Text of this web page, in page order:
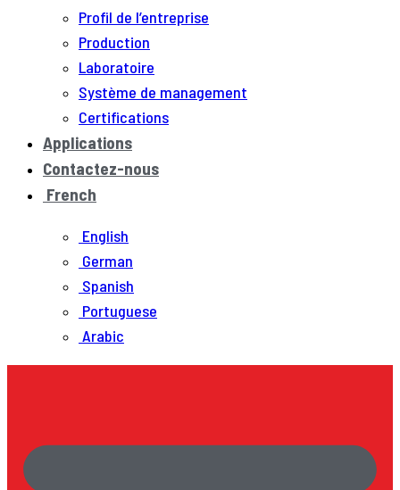
Profil de l’entreprise
Production
Laboratoire
Système de management
Certifications
Applications
Contactez-nous
French
English
German
Spanish
Portuguese
Arabic